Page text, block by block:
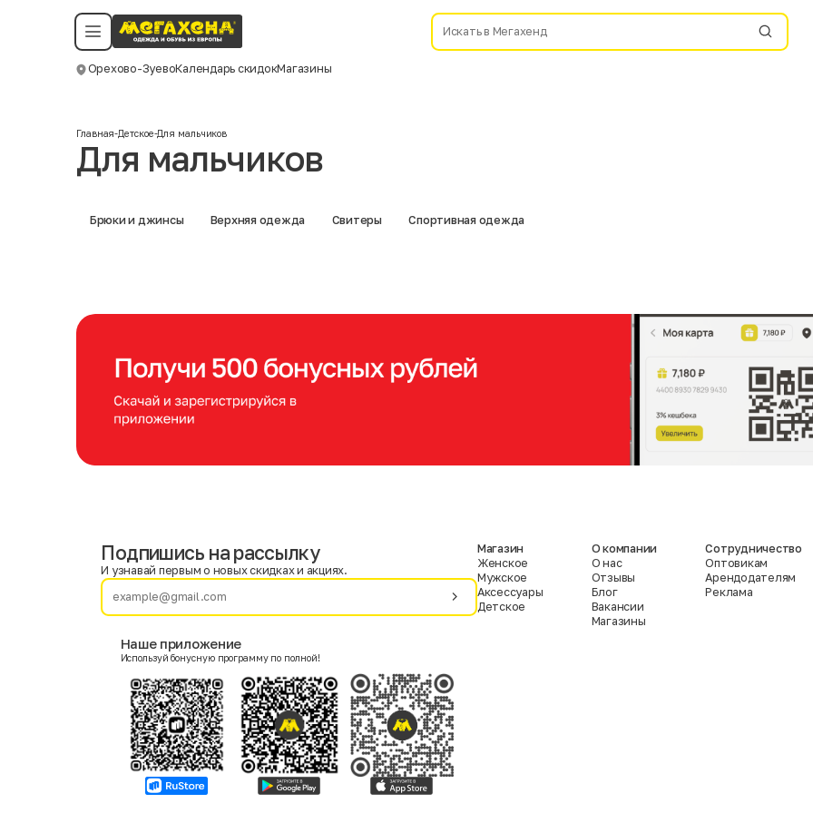
Орехово-ЗуевоКалендарь скидокМагазины
Политика конфиденциальности
©️ Мегахенд 2026. Все права защищены.
Смотреть все даты
Главная-Детское-Для мальчиков
Для мальчиков
Брюки и джинсы Верхняя одежда Свитеры Спортивная одежда
Фамилия
Женский
Согласие на получение чеков по электронной почте
Москва
Подпишись на рассылку
И узнавай первым о новых скидках и акциях.
Наше приложение
Используй бонусную программу по полной!
Магазин
Женское
Мужское
Аксессуары
Детское
О компании
О нас
Отзывы
Блог
Вакансии
Магазины
Сотрудничество
Оптовикам
Арендодателям
Реклама